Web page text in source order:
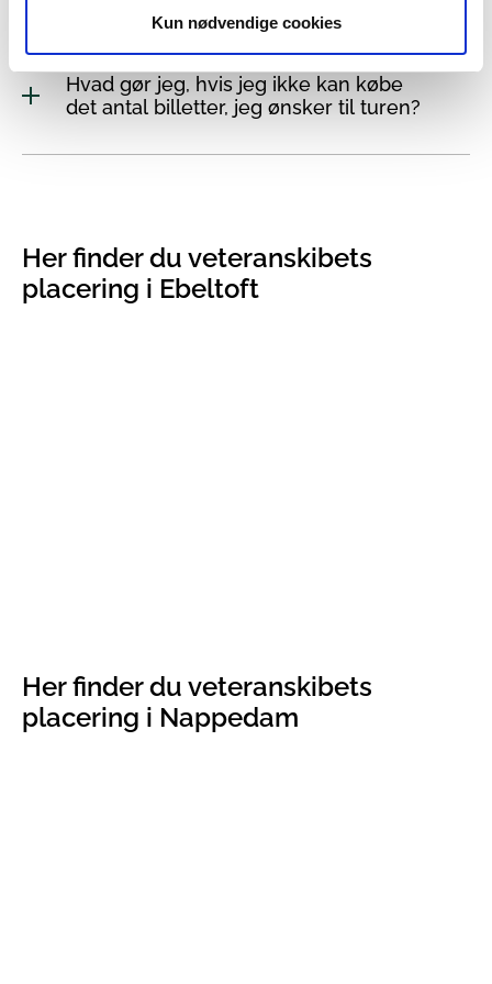
Kun nødvendige cookies
Hvad gør jeg, hvis jeg ikke kan købe
det antal billetter, jeg ønsker til turen?
Her finder du veteranskibets
placering i Ebeltoft
Her finder du veteranskibets
placering i Nappedam